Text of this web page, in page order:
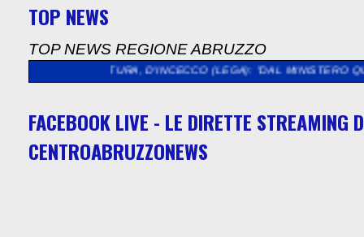
TOP NEWS
TOP NEWS REGIONE ABRUZZO
D'INCECCO (LEGA): "DAL MINISTERO QUASI 5 MILIONI
FACEBOOK LIVE - LE DIRETTE STREAMING
CENTROABRUZZONEWS